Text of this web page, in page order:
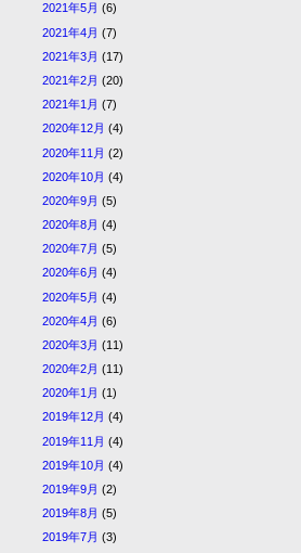
2021年5月 (6)
2021年4月 (7)
2021年3月 (17)
2021年2月 (20)
2021年1月 (7)
2020年12月 (4)
2020年11月 (2)
2020年10月 (4)
2020年9月 (5)
2020年8月 (4)
2020年7月 (5)
2020年6月 (4)
2020年5月 (4)
2020年4月 (6)
2020年3月 (11)
2020年2月 (11)
2020年1月 (1)
2019年12月 (4)
2019年11月 (4)
2019年10月 (4)
2019年9月 (2)
2019年8月 (5)
2019年7月 (3)